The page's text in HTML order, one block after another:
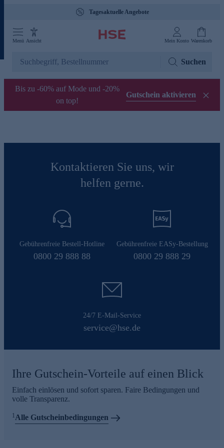
Tagesaktuelle Angebote
Menü Ansicht Mein Konto Warenkorb
Suchen
Bis zu -60% auf Mode und -20%
on top!
Gutschein aktivieren
Kontaktieren Sie uns, wir
helfen gerne.
Gebührenfreie Bestell-Hotline
0800 29 888 88
Gebührenfreie EASy-Bestellung
0800 29 888 29
24/7 E-Mail-Service
service@hse.de
Ihre Gutschein-Vorteile auf einen Blick
Einfach einlösen und sofort sparen. Faire Bedingungen und
volle Transparenz.
1Alle Gutscheinbedingungen